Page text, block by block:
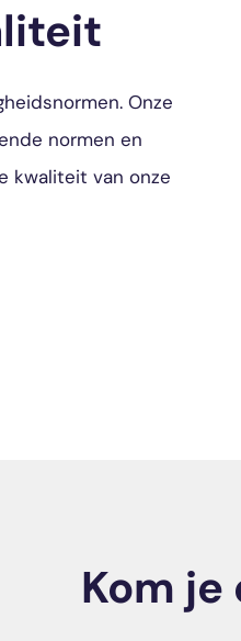
Onze
normen en
kwaliteit van onze
Kom